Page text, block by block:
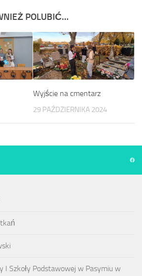
POLUBIĆ…
Wyjście na cmentarz
29 PAŹDZIERNIKA 2024
I Szkoły Podstawowej w Pasymiu w